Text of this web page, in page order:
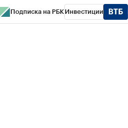
Подписка на РБК Инвестиции